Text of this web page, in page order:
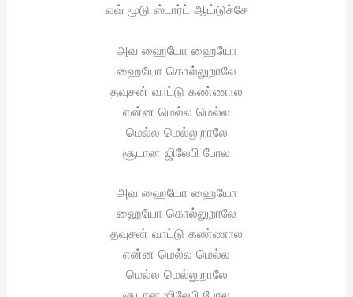
லவ் மூடு ஸ்டார்ட் ஆய்டுச்சே
அவ ஹையோ ஹையோ
ஹையோ கொல்லுறாலே
தவுசன் வாட்டு கண்ணால
என்ன மெல்ல மெல்ல
மெல்ல மெல்லுறாலே
சூடான ஜிலேபி போல
அவ ஹையோ ஹையோ
ஹையோ கொல்லுறாலே
தவுசன் வாட்டு கண்ணால
என்ன மெல்ல மெல்ல
மெல்ல மெல்லுறாலே